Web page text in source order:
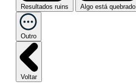
Resultados ruins Algo está quebrado
Outro
Voltar